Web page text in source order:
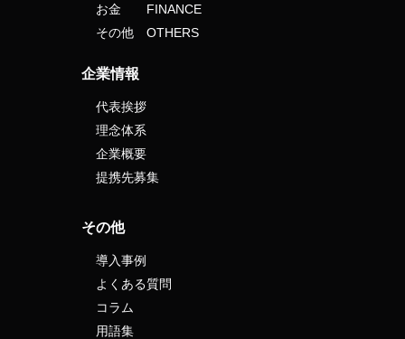
お金 FINANCE
その他 OTHERS
企業情報
代表挨拶
理念体系
企業概要
提携先募集
その他
導入事例
よくある質問
コラム
用語集